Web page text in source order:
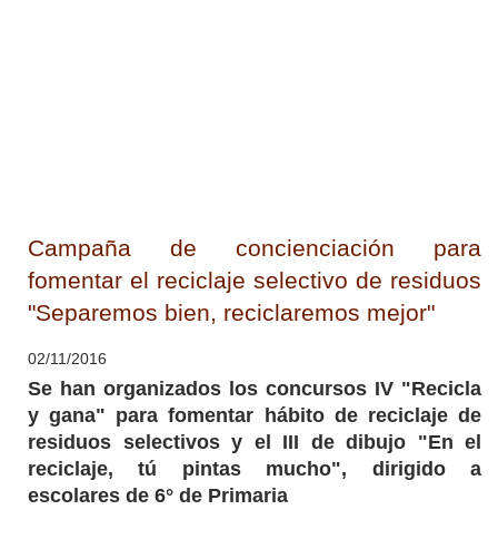
Campaña de concienciación para
fomentar el reciclaje selectivo de residuos
"Separemos bien, reciclaremos mejor"
02/11/2016
Se han organizados los concursos IV "Recicla
y gana" para fomentar hábito de reciclaje de
residuos selectivos y el III de dibujo "En el
reciclaje, tú pintas mucho", dirigido a
escolares de 6° de Primaria